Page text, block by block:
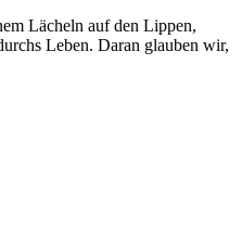
Lächeln auf den Lippen,
Leben. Daran glauben wir,